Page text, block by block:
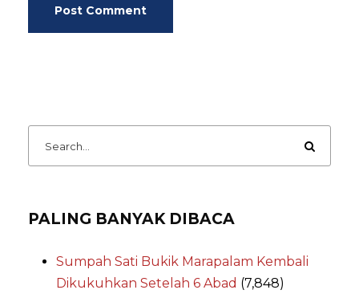
PALING BANYAK DIBACA
Sumpah Sati Bukik Marapalam Kembali
Dikukuhkan Setelah 6 Abad (7,848)